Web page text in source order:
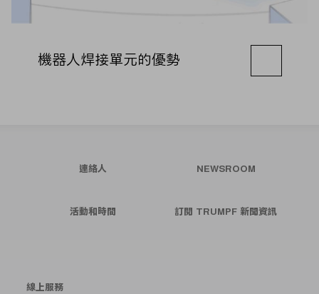
機器人焊接單元的優勢
連絡人 NEWSROOM
活動和時間 訂閱 TRUMPF 新聞資訊
線上服務